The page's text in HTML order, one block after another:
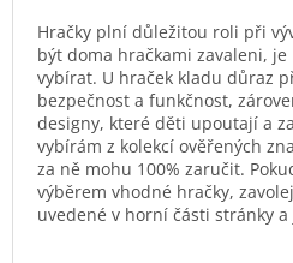
Hračky plní důležitou roli při
být doma hračkami zavaleni,
vybírat. U hraček kladu důraz
bezpečnost a funkčnost,
designy, které děti upoutají a
vybírám z kolekcí ověřených
za ně mohu 100% zaručit.
výběrem vhodné hračky,
uvedené v horní části stránky